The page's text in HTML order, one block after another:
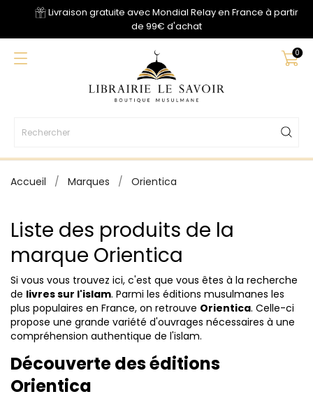
Livraison gratuite avec Mondial Relay en France à partir
de 99€ d'achat
0
Accueil Marques Orientica
Liste des produits de la
marque Orientica
Si vous vous trouvez ici, c'est que vous êtes à la recherche
de livres sur l'islam. Parmi les éditions musulmanes les
plus populaires en France, on retrouve Orientica. Celle-ci
propose une grande variété d'ouvrages nécessaires à une
compréhension authentique de l'islam.
Découverte des éditions
Orientica